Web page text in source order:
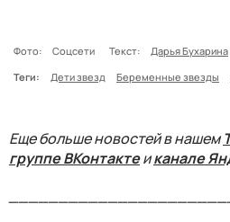
Фото: Соцсети Текст: Дарья Бухарина
Теги:
Дети звезд Беременные звезды
Еще больше новостей в нашем
группе ВКонтактеиканале